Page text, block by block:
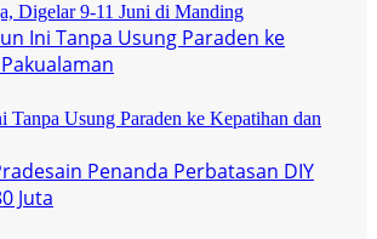
Digelar 9-11 Juni di Manding
Tanpa Usung Paraden ke Kepatihan dan